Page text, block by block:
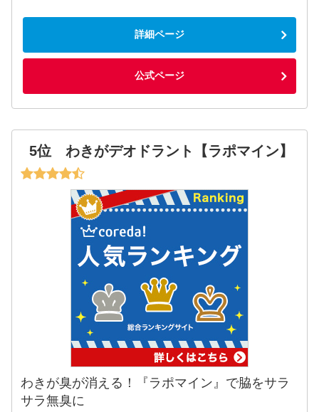
詳細ページ
公式ページ
5位 わきがデオドラント【ラポマイン】
わきが臭が消える！『ラポマイン』で脇をサラ
サラ無臭に